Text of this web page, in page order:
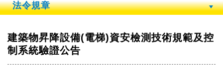
法令規章
建築物昇降設備(電梯)資安檢測技術規範及控
制系統驗證公告